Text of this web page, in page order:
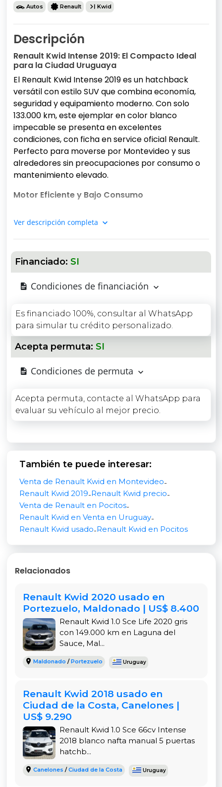
Autos Renault Kwid
Descripción
Renault Kwid Intense 2019: El Compacto Ideal
para la Ciudad Uruguaya
El Renault Kwid Intense 2019 es un hatchback
versátil con estilo SUV que combina economía,
seguridad y equipamiento moderno. Con solo
133.000 km, este ejemplar en color blanco
impecable se presenta en excelentes
condiciones, con ficha en service oficial Renault.
Perfecto para moverse por Montevideo y sus
alrededores sin preocupaciones por consumo o
mantenimiento elevado.
Motor Eficiente y Bajo Consumo
que entrega 69 hp de potencia y excelente
torque para el uso urbano. Su transmisión manual
de 5 velocidades y tracción delantera garantizan
una conducción ágil y divertida. Destaca por su
bajo consumo, ideal para ahorrar en combustible
en el día a día en Uruguay.
Airbag para conductor y pasajero
Control de estabilidad
Control de tracción
Apoyacabezas traseros
Inmovilizador de motor y llave codificada
Este nivel de equipamiento de seguridad lo
convierte en una opción confiable y moderna
dentro de su segmento.
Confort y Equipamiento Moderno
Disfruta de aire acondicionado, dirección eléctrica
asistida, pantalla multimedia con radio AM/FM,
luneta trasera, asiento trasero rebatible y
premium.
Diseño Práctico y Espacioso
Con 5 puertas y capacidad para 5 pasajeros,
ofrece un maletero amplio y despeje al suelo
elevado típico de los modelos con inspiración
SUV. Su tamaño compacto facilita el
estacionamiento en zonas céntricas de
Condiciones de Compra Flexibles en
Montevideo
Venta a través de Shoppingcar La Gaceta,
concesionaria con identidad verificada y más de 1
año en el mercado, ubicada en 26 de Marzo 3210
esq. La Gaceta, Montevideo. Horario: Lunes a
viernes de 9 a 19 hs, sábados de 9 a 13 hs. Ofrecen
Ver descripción completa
Financiado: SI
Condiciones de financiación
Es financiado 100%, consultar al WhatsApp
para simular tu crédito personalizado.
Acepta permuta: SI
Condiciones de permuta
Acepta permuta, contacte al WhatsApp para
evaluar su vehículo al mejor precio.
También te puede interesar:
Venta de Renault Kwid en Montevideo-
Renault Kwid 2019-Renault Kwid precio-
Venta de Renault en Pocitos-
Renault Kwid en Venta en Uruguay-
Renault Kwid usado-Renault Kwid en Pocitos
Relacionados
Renault Kwid 2020 usado en
Portezuelo, Maldonado | US$ 8.400
Renault Kwid 1.0 Sce Life 2020 gris
con 149.000 km en Laguna del
Sauce, Mal...
Maldonado /Portezuelo Uruguay
Renault Kwid 2018 usado en
Ciudad de la Costa, Canelones |
US$ 9.290
Renault Kwid 1.0 Sce 66cv Intense
2018 blanco nafta manual 5 puertas
hatchb...
Canelones /Ciudad de la Costa Uruguay